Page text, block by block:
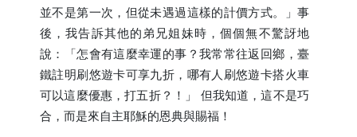
並不是第一次，但從未遇過這樣的計價方式。」事
後，我告訴其他的弟兄姐妹時，個個無不驚訝地
說：「怎會有這麼幸運的事？我常常往返回鄉，臺
鐵註明刷悠遊卡可享九折，哪有人刷悠遊卡搭火車
可以這麼優惠，打五折？！」 但我知道，這不是巧
合，而是來自主耶穌的恩典與賜福！